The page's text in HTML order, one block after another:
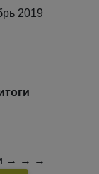
2019
→ → →